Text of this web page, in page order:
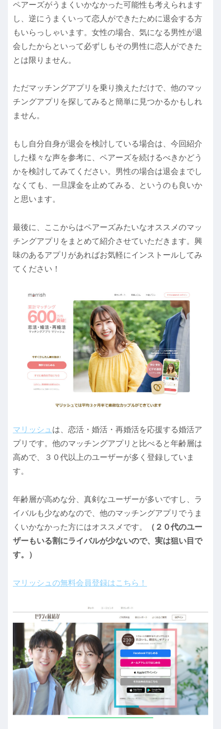
ペアーズがうまくいかなかった可能性も考えられます
し、逆にうまくいって恋人ができたために退会する方
もいらっしゃいます。女性の場合、気になる男性が退
会したからといって必ずしもその男性に恋人ができた
とは限りません。
ただマッチングアプリを乗り換えただけで、他のマッ
チングアプリを探してみると簡単に見つかるかもしれ
ません。
もし自分自身が退会を検討している場合は、今回紹介
した様々な声を参考に、ペアーズを続けるべきかどう
かを検討してみてください。男性の場合は退会までし
なくても、一旦課金を止めてみる、というのも良いか
と思います。
最後に、ここからはペアーズみたいなオススメのマッ
チングアプリをまとめて紹介させていただきます。興
味のあるアプリがあればお気軽にインストールしてみ
てください！
マリッシュ は、恋活・婚活・再婚活を応援する婚活ア
プリです。他のマッチングアプリと比べると年齢層は
高めで、３０代以上のユーザーが多く登録していま
す。
年齢層が高めな分、真剣なユーザーが多いですし、ラ
イバルも少なめなので、他のマッチングアプリでうま
くいかなかった方にはオススメです。
（２０代のユー
ザーもいる割にライバルが少ないので、実は狙い目で
す。）
マリッシュの無料会員登録はこちら！